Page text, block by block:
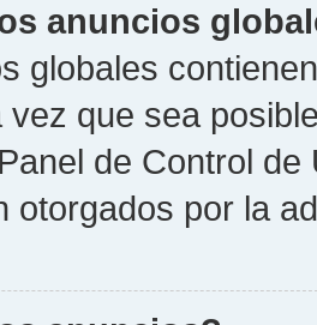
anuncios
globales
vez que sea
de Control
otorgados por la